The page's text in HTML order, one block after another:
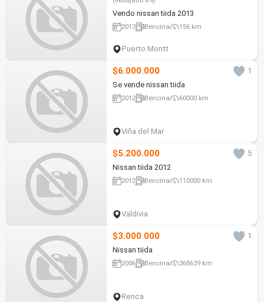
Vendo nissan tiida 2013
2013 Bencina 156 km
Puerto Montt
$6.000.000
1
Se vende nissan tiida
2012 Bencina 60000 km
Viña del Mar
$5.200.000
5
Nissan tiida 2012
2012 Bencina 110000 km
Valdivia
$3.000.000
1
Nissan tiida
2006 Bencina 368639 km
Renca